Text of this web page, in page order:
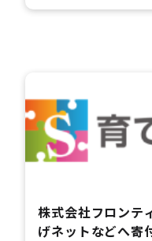
株式会社フロンテ
げネットなどへ寄